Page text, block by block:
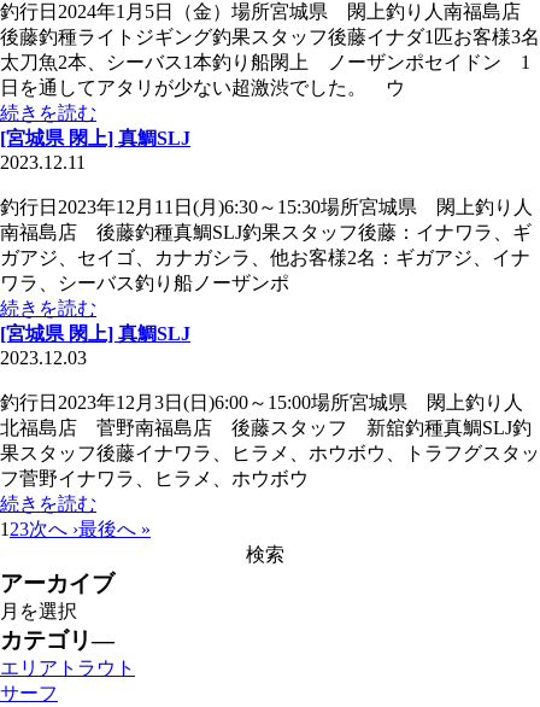
釣行日2024年1月5日（金）場所宮城県 閖上釣り人南福島店
後藤釣種ライトジギング釣果スタッフ後藤イナダ1匹お客様3名
太刀魚2本、シーバス1本釣り船閖上 ノーザンポセイドン 1
日を通してアタリが少ない超激渋でした。 ウ
続きを読む
[宮城県 閖上] 真鯛SLJ
2023.12.11
釣行日2023年12月11日(月)6:30～15:30場所宮城県 閖上釣り人
南福島店 後藤釣種真鯛SLJ釣果スタッフ後藤：イナワラ、ギ
ガアジ、セイゴ、カナガシラ、他お客様2名：ギガアジ、イナ
ワラ、シーバス釣り船ノーザンポ
続きを読む
[宮城県 閖上] 真鯛SLJ
2023.12.03
釣行日2023年12月3日(日)6:00～15:00場所宮城県 閖上釣り人
北福島店 菅野南福島店 後藤スタッフ 新舘釣種真鯛SLJ釣
果スタッフ後藤イナワラ、ヒラメ、ホウボウ、トラフグスタッ
フ菅野イナワラ、ヒラメ、ホウボウ
続きを読む
1 23次へ ›最後へ »
アーカイブ
カテゴリ―
エリアトラウト
サーフ